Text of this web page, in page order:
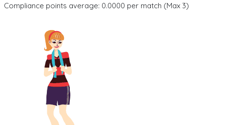
Compliance points average: 0.0000 per match (Max 3)